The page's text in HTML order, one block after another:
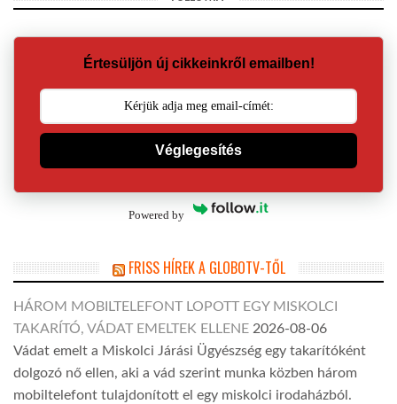
Értesüljön új cikkeinkről emailben!
Véglegesítés
Powered by
FRISS HÍREK A GLOBOTV-TŐL
HÁROM MOBILTELEFONT LOPOTT EGY MISKOLCI
TAKARÍTÓ, VÁDAT EMELTEK ELLENE 2026-08-06
Vádat emelt a Miskolci Járási Ügyészség egy takarítóként
dolgozó nő ellen, aki a vád szerint munka közben három
mobiltelefont tulajdonított el egy miskolci irodaházból.